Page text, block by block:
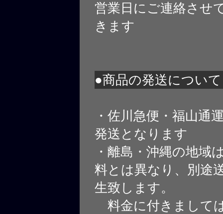
営業日にご連絡させ
きます
●商品の発送について
・佐川急便・福山通
発送となります
・離島・沖縄の地域
料とは異なり、別途
生致します。
料金に付きまして